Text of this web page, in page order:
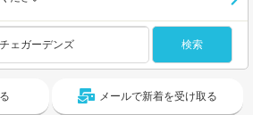
メールで新着を受け取る